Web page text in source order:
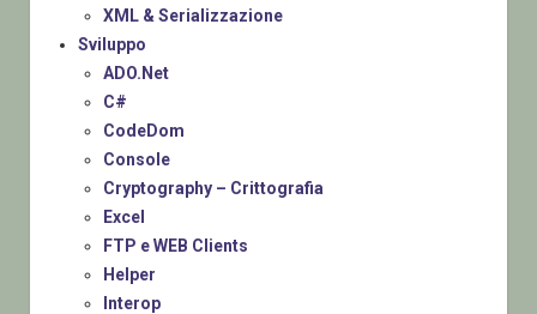
XML & Serializzazione
Sviluppo
ADO.Net
C#
CodeDom
Console
Cryptography – Crittografia
Excel
FTP e WEB Clients
Helper
Interop